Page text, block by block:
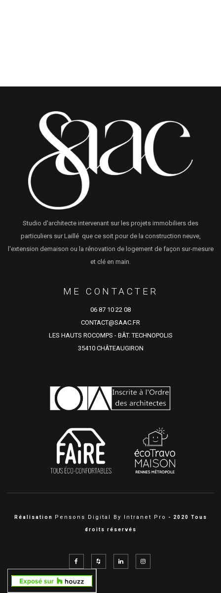
Studio d'architecte intervenant sur les projets immobiliers des
particuliers sur Laillé que ce soit pour de la construction neuve,
l'extension demaison ou la rénovation de logement de façon sur-mesure
et clé en main.
ME CONTACTER
06 87 10 22 08
CONTACT@SAAC.FR
LES HAUTS ROCOMPS - BÂT. TECHNOPOLIS
35410 CHÂTEAUGIRON
Réalisation Pensons Digital By Intranet Pro - 2020 Tous
droits réservés